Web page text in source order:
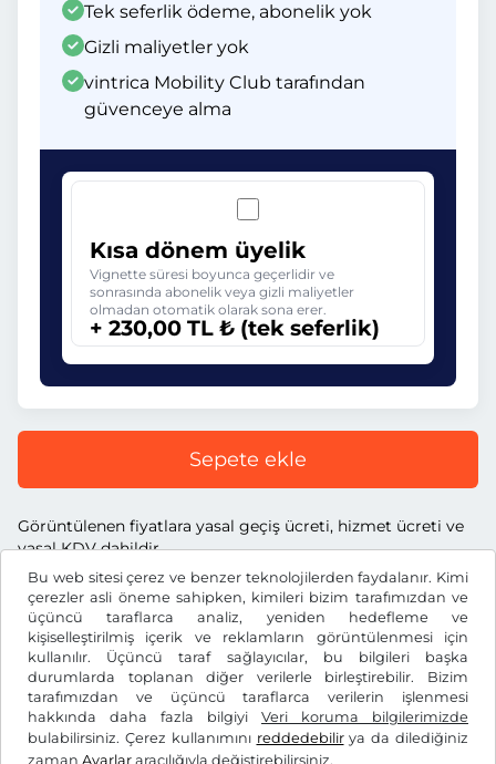
Bu web sitesi çerez ve benzer teknolojilerden faydalanır. Kimi
çerezler asli öneme sahipken, kimileri bizim tarafımızdan ve
üçüncü taraflarca analiz, yeniden hedefleme ve
kişiselleştirilmiş içerik ve reklamların görüntülenmesi için
kullanılır. Üçüncü taraf sağlayıcılar, bu bilgileri başka
durumlarda toplanan diğer verilerle birleştirebilir. Bizim
tarafımızdan ve üçüncü taraflarca verilerin işlenmesi
hakkında daha fazla bilgiyi Veri koruma bilgilerimizde
bulabilirsiniz. Çerez kullanımını reddedebilirya da dilediğiniz
zaman Ayarlar aracılığıyla değiştirebilirsiniz.
Tek seferlik ödeme, abonelik yok
Gizli maliyetler yok
vintrica Mobility Club tarafından
güvenceye alma
Kısa dönem üyelik
Vignette süresi boyunca geçerlidir ve
sonrasında abonelik veya gizli maliyetler
olmadan otomatik olarak sona erer.
+ 230,00 TL ₺ (tek seferlik)
Sepete ekle
Görüntülenen fiyatlara yasal geçiş ücreti, hizmet ücreti ve
yasal KDV dahildir.
TL ₺TRY
Facebook Instagram